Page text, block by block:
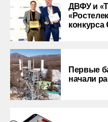
ДВФУ и
конкурса
Первые
начали